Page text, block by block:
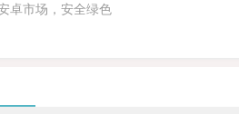
卓市场，安全绿色